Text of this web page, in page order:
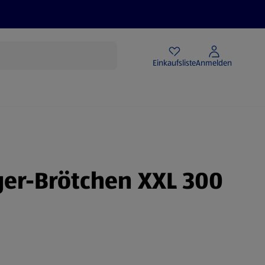
EinkaufslisteAnmelden
Brötchen XXL 300